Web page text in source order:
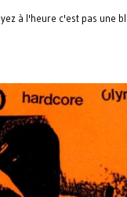
à l'heure c'est pas une